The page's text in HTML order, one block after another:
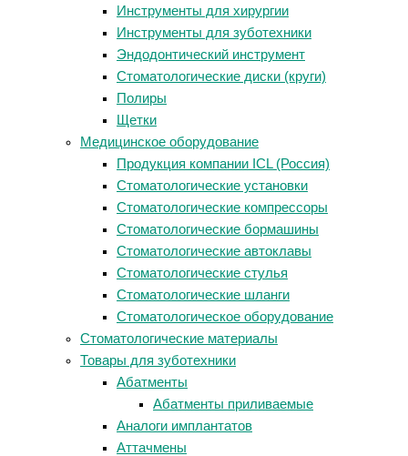
Инструменты для хирургии
Инструменты для зуботехники
Эндодонтический инструмент
Стоматологические диски (круги)
Полиры
Щетки
Медицинское оборудование
Продукция компании ICL (Россия)
Стоматологические установки
Стоматологические компрессоры
Стоматологические бормашины
Стоматологические автоклавы
Стоматологические стулья
Стоматологические шланги
Стоматологическое оборудование
Стоматологические материалы
Товары для зуботехники
Абатменты
Абатменты приливаемые
Аналоги имплантатов
Аттачмены